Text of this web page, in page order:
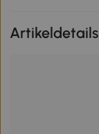
Artikeldetails